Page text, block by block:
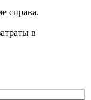
справа.
в